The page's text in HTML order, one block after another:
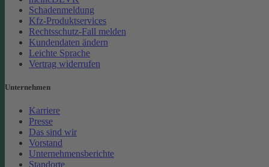
Schadenmeldung
Kfz-Produktservices
Rechtsschutz-Fall melden
Kundendaten ändern
Leichte Sprache
Vertrag widerrufen
Unternehmen
Karriere
Presse
Das sind wir
Vorstand
Unternehmensberichte
Standorte